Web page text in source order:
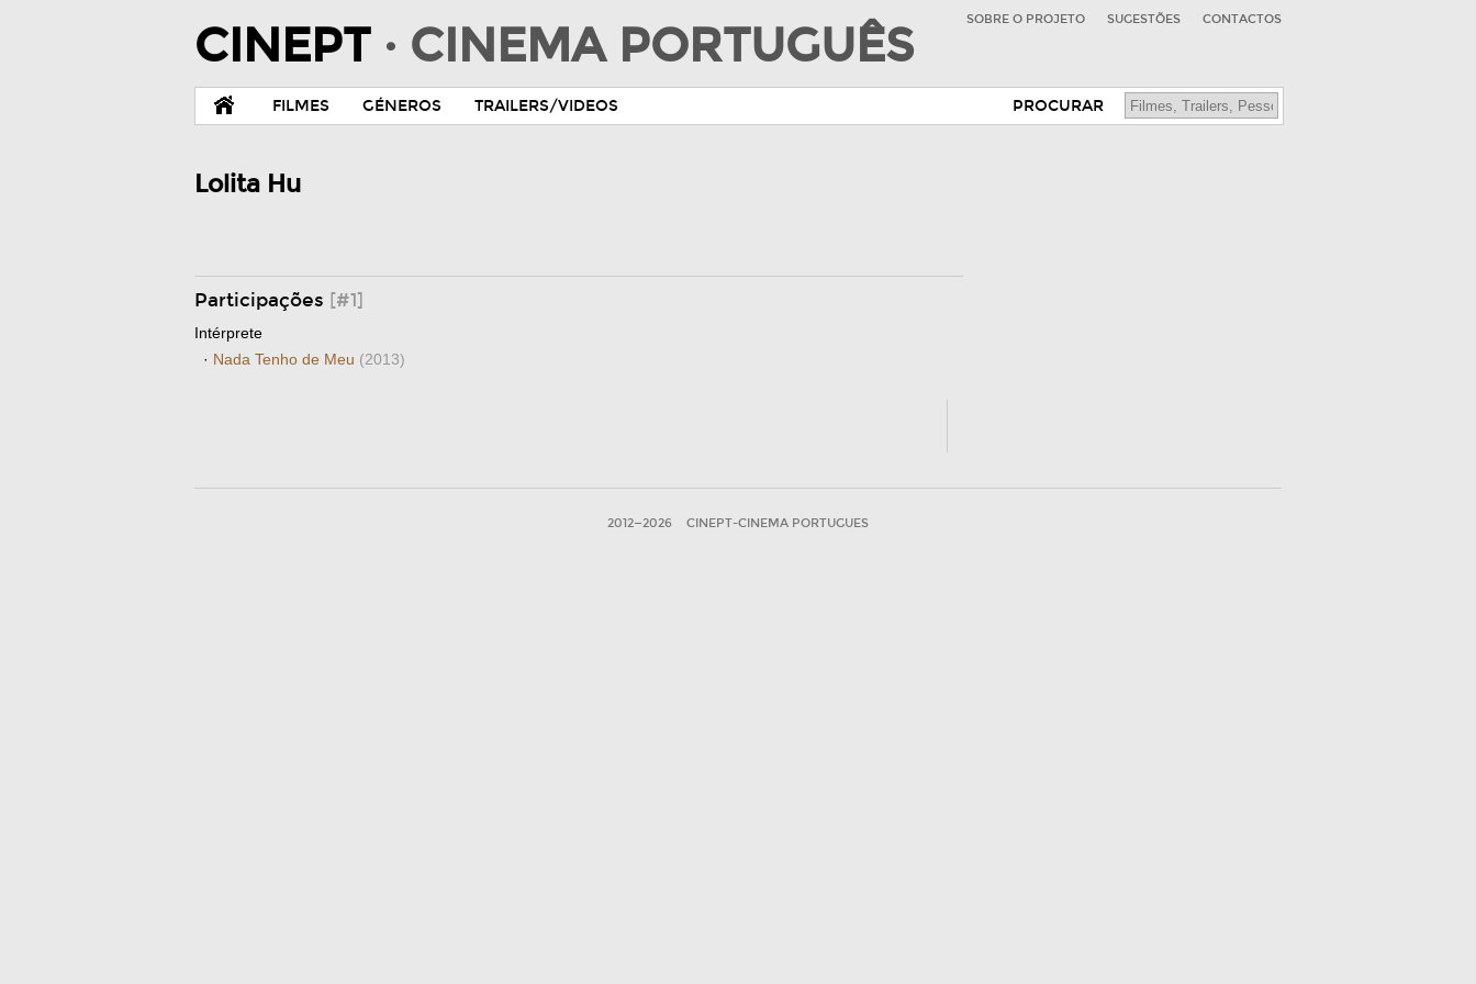
CINEPT · CINEMA PORTUGUÊS SOBRE O PROJETO SUGESTÕES CONTACTOS
FILMES GÉNEROS TRAILERS/VIDEOS PROCURAR
Lolita Hu
Participações [#1]
Intérprete
· Nada Tenho de Meu (2013)
2012—2026 CINEPT-CINEMA PORTUGUES